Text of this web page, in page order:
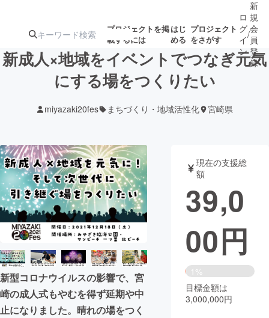
プロジェクトを掲
載するには
はじ
める
プロジェクト
をさがす
ターン
ジェクト
募集終了が近いプ
ロジェクト
もうすぐ公開
されます
アート・写真 音楽
テクノロジー・ガジェット ゲーム・
映像・映画 書籍・雑誌
ビジネス・起業 チャレンジ
まちづくり・地域活性化
ロ
グ
イ
ン
/
新
規
会
員
登
録
新成人×地域をイベントでつなぎ元気
にする場をつくりたい
miyazaki20fes まちづくり・地域活性化 宮崎県
新型コロナウイルスの影響で、宮
崎の成人式もやむを得ず延期や中
止になりました。晴れの場をつく
現在の支援総
額
39,0
00円
1%
目標金額は
3,000,000円